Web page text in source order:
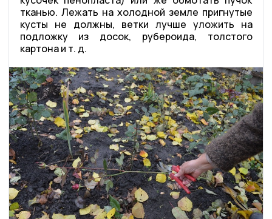
тканью. Лежать на холодной земле пригнутые
кусты не должны, ветки лучше уложить на
подложку из досок, рубероида, толстого
картона и т. д.